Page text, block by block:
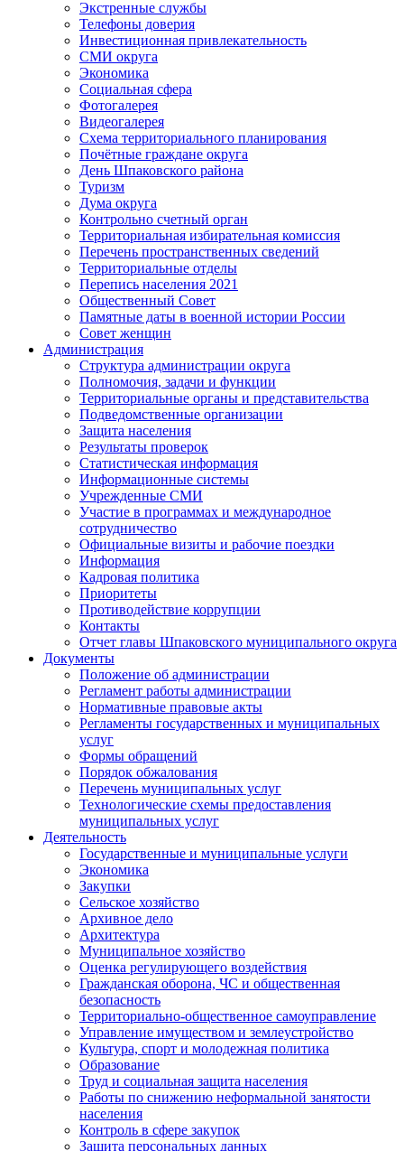
Экстренные службы
Телефоны доверия
Инвестиционная привлекательность
СМИ округа
Экономика
Социальная сфера
Фотогалерея
Видеогалерея
Схема территориального планирования
Почётные граждане округа
День Шпаковского района
Туризм
Дума округа
Контрольно счетный орган
Территориальная избирательная комиссия
Перечень пространственных сведений
Территориальные отделы
Перепись населения 2021
Общественный Совет
Памятные даты в военной истории России
Совет женщин
Администрация
Структура администрации округа
Полномочия, задачи и функции
Территориальные органы и представительства
Подведомственные организации
Защита населения
Результаты проверок
Статистическая информация
Информационные системы
Учрежденные СМИ
Участие в программах и международное
сотрудничество
Официальные визиты и рабочие поездки
Информация
Кадровая политика
Приоритеты
Противодействие коррупции
Контакты
Отчет главы Шпаковского муниципального округа
Документы
Положение об администрации
Регламент работы администрации
Нормативные правовые акты
Регламенты государственных и муниципальных
услуг
Формы обращений
Порядок обжалования
Перечень муниципальных услуг
Технологические схемы предоставления
муниципальных услуг
Деятельность
Государственные и муниципальные услуги
Экономика
Закупки
Сельское хозяйство
Архивное дело
Архитектура
Муниципальное хозяйство
Оценка регулирующего воздействия
Гражданская оборона, ЧС и общественная
безопасность
Территориально-общественное самоуправление
Управление имуществом и землеустройство
Культура, спорт и молодежная политика
Образование
Труд и социальная защита населения
Работы по снижению неформальной занятости
населения
Контроль в сфере закупок
Защита персональных данных